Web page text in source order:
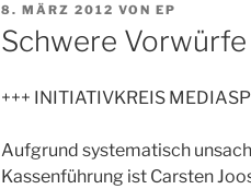
VERÖFFENTLICHT
AM
8. MÄRZ 2012 VON EP
Schwere
+++ INITIATIVKREIS
Aufgrund systematisch
Kassenführung ist Carsten